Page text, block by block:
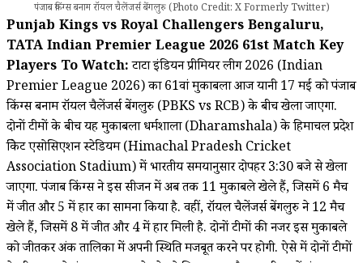
पंजाब किंग्स बनाम रॉयल चैलेंजर्स बेंगलुरु (Photo Credit: X Formerly Twitter)
Punjab Kings vs Royal Challengers Bengaluru,
TATA Indian Premier League 2026 61st Match Key
Players To Watch:टाटा इंडियन प्रीमियर लीग 2026 (Indian
Premier League 2026) का 61वां मुकाबला आज यानी 17 मई को पंजाब
किंग्स बनाम रॉयल चैलेंजर्स बेंगलुरु (PBKS vs RCB) के बीच खेला जाएगा.
दोनों टीमों के बीच यह मुकाबला धर्मशाला (Dharamshala) के हिमाचल प्रदेश
क्रिकेट एसोसिएशन स्टेडियम (Himachal Pradesh Cricket
Association Stadium) में भारतीय समयानुसार दोपहर 3:30 बजे से खेला
जाएगा. पंजाब किंग्स ने इस सीजन में अब तक 11 मुकाबले खेले हैं, जिसमें 6 मैच
में जीत और 5 में हार का सामना किया है. वहीं, रॉयल चैलेंजर्स बेंगलुरु ने 12 मैच
खेले हैं, जिसमें 8 में जीत और 4 में हार मिली है. दोनों टीमों की नजर इस मुकाबले
को जीतकर अंक तालिका में अपनी स्थिति मजबूत करने पर होगी. ऐसे में दोनों टीमों